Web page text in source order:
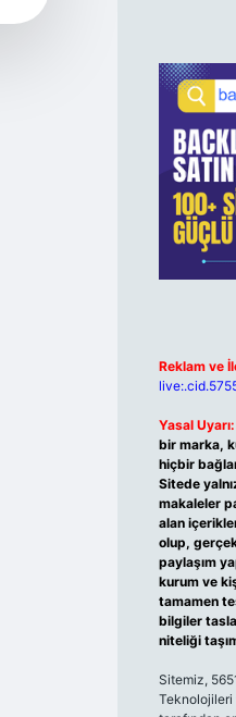
Reklam ve
Yasal Uyarı:
bir marka,
hiçbir
Sitede
makaleler
alan
olup,
paylaşım
kurum ve
tamamen
bilgiler
niteliği
Sitemiz,
Teknolojileri